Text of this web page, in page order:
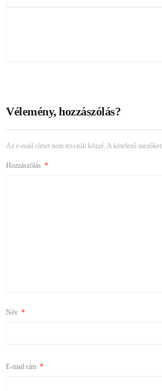
Vélemény, hozzászólás?
Az e-mail címet nem tesszük közzé. A kötelező mezőket
Hozzászólás *
Név *
E-mail cím *